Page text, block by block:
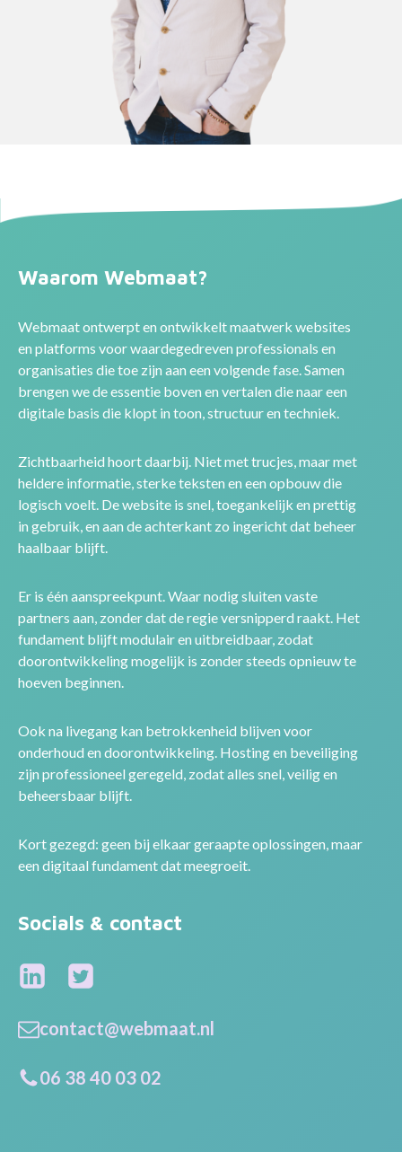
Waarom Webmaat?
Webmaat ontwerpt en ontwikkelt maatwerk websites
en platforms voor waardegedreven professionals en
organisaties die toe zijn aan een volgende fase. Samen
brengen we de essentie boven en vertalen die naar een
digitale basis die klopt in toon, structuur en techniek.
Zichtbaarheid hoort daarbij. Niet met trucjes, maar met
heldere informatie, sterke teksten en een opbouw die
logisch voelt. De website is snel, toegankelijk en prettig
in gebruik, en aan de achterkant zo ingericht dat beheer
haalbaar blijft.
Er is één aanspreekpunt. Waar nodig sluiten vaste
partners aan, zonder dat de regie versnipperd raakt. Het
fundament blijft modulair en uitbreidbaar, zodat
doorontwikkeling mogelijk is zonder steeds opnieuw te
hoeven beginnen.
Ook na livegang kan betrokkenheid blijven voor
onderhoud en doorontwikkeling. Hosting en beveiliging
zijn professioneel geregeld, zodat alles snel, veilig en
beheersbaar blijft.
Kort gezegd: geen bij elkaar geraapte oplossingen, maar
een digitaal fundament dat meegroeit.
Socials & contact
contact@webmaat.nl
06 38 40 03 02